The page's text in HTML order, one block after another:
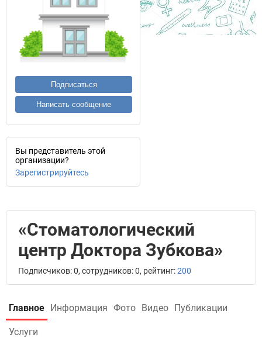
Подписаться
Написать сообщение
Вы представитель этой
организации?
Зарегистрируйтесь
«Стоматологический
центр Доктора Зубкова»
Подписчиков: 0, сотрудников: 0, рейтинг:200
Главное Информация Фото Видео Публикации
Услуги